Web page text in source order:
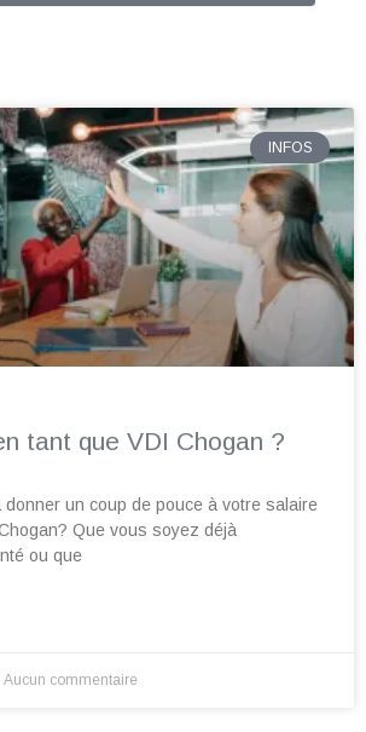
INFOS
tant que VDI Chogan ?
un coup de pouce à votre salaire
Que vous soyez déjà
ou que
Aucun commentaire